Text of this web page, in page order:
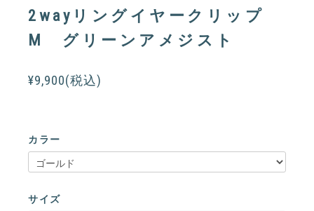
2wayリングイヤークリップ
M グリーンアメジスト
¥9,900(税込)
カラー
サイズ